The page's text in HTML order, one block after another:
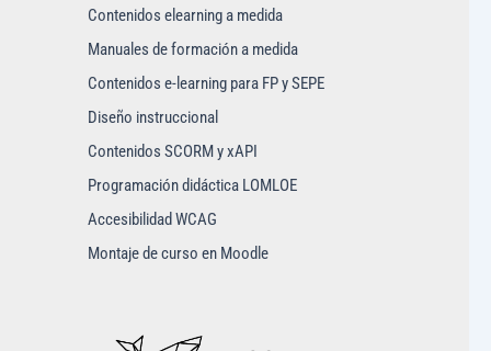
Contenidos elearning a medida
Manuales de formación a medida
Contenidos e-learning para FP y SEPE
Diseño instruccional
Contenidos SCORM y xAPI
Programación didáctica LOMLOE
Accesibilidad WCAG
Montaje de curso en Moodle